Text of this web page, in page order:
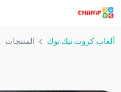
ألعاب كروت تيك توك المنتجات